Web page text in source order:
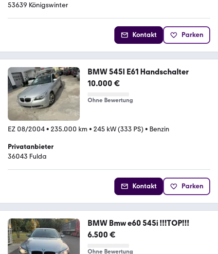
53639 Königswinter
Kontakt Parken
BMW 545I E61 Handschalter
10.000 €
Ohne Bewertung
EZ 08/2004• 235.000 km • 245 kW (333 PS) • Benzin
Privatanbieter
36043 Fulda
Kontakt Parken
BMW Bmw e60 545i !!!TOP!!!
6.500 €
Ohne Bewertung